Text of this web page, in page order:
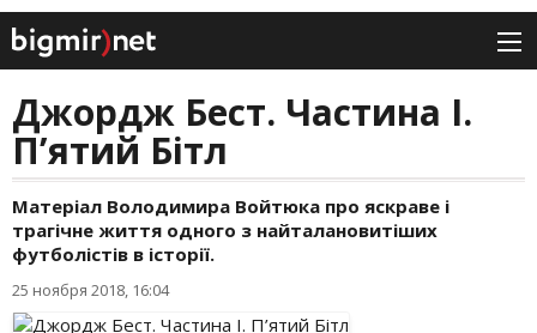
Джордж Бест. Частина І.
П’ятий Бітл
Матеріал Володимира Войтюка про яскраве і
трагічне життя одного з найталановитіших
футболістів в історії.
25 ноября 2018, 16:04